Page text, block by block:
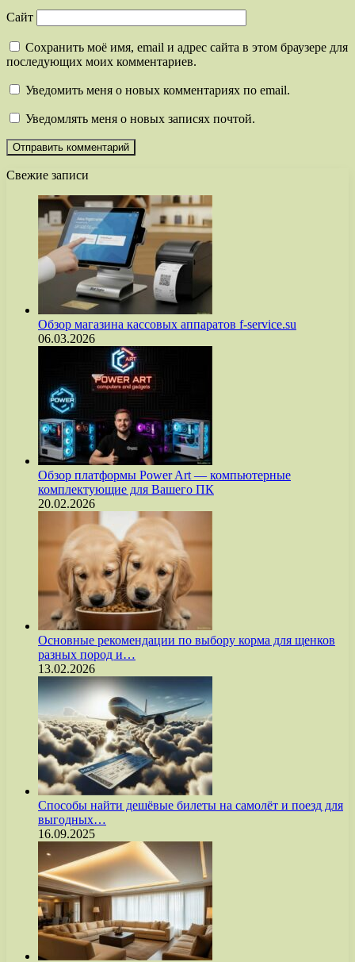
Сайт
Сохранить моё имя, email и адрес сайта в этом браузере для
последующих моих комментариев.
Уведомить меня о новых комментариях по email.
Уведомлять меня о новых записях почтой.
Свежие записи
Обзор магазина кассовых аппаратов f-service.su
06.03.2026
Обзор платформы Power Art — компьютерные
комплектующие для Вашего ПК
20.02.2026
Основные рекомендации по выбору корма для щенков
разных пород и…
13.02.2026
Способы найти дешёвые билеты на самолёт и поезд для
выгодных…
16.09.2025